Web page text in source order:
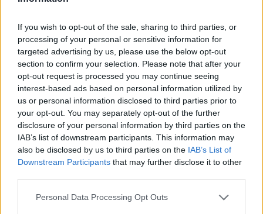
If you wish to opt-out of the sale, sharing to third parties, or
processing of your personal or sensitive information for
targeted advertising by us, please use the below opt-out
section to confirm your selection. Please note that after your
opt-out request is processed you may continue seeing
interest-based ads based on personal information utilized by
us or personal information disclosed to third parties prior to
your opt-out. You may separately opt-out of the further
disclosure of your personal information by third parties on the
IAB’s list of downstream participants. This information may
also be disclosed by us to third parties on the IAB’s List of
Downstream Participants that may further disclose it to other
Personal Data Processing Opt Outs
Παναγιώτης Αντωνακόπουλος, Εμυ Τρικάρδου, Νάσια